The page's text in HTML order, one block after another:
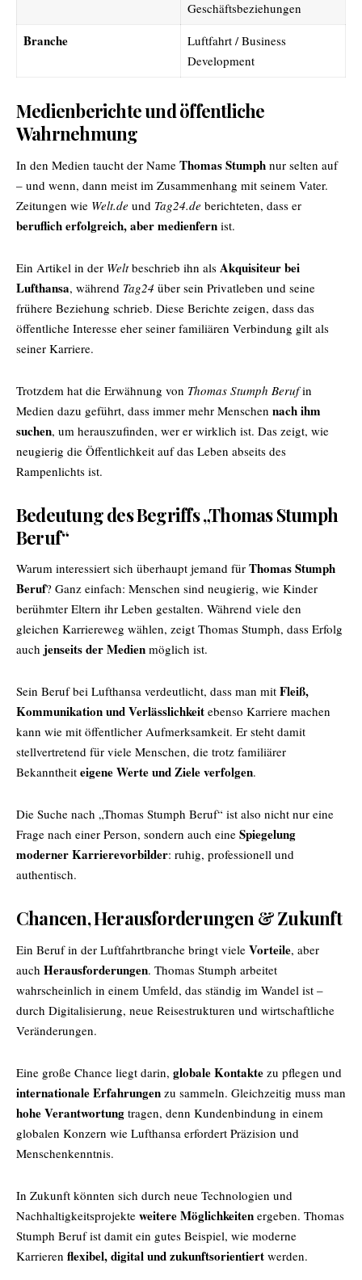
Geschäftsbeziehungen
Branche
Luftfahrt / Business
Development
Medienberichte und öffentliche
Wahrnehmung
In den Medien taucht der Name Thomas Stumph nur selten auf
– und wenn, dann meist im Zusammenhang mit seinem Vater.
Zeitungen wie Welt.de und Tag24.de berichteten, dass er
beruflich erfolgreich, aber medienfern ist.
Ein Artikel in der Weltbeschrieb ihn als Akquisiteur bei
Lufthansa, während Tag24 über sein Privatleben und seine
frühere Beziehung schrieb. Diese Berichte zeigen, dass das
öffentliche Interesse eher seiner familiären Verbindung gilt als
seiner Karriere.
Trotzdem hat die Erwähnung von Thomas Stumph Berufin
Medien dazu geführt, dass immer mehr Menschen nach ihm
suchen, um herauszufinden, wer er wirklich ist. Das zeigt, wie
neugierig die Öffentlichkeit auf das Leben abseits des
Rampenlichts ist.
Bedeutung des Begriffs „Thomas Stumph
Beruf“
Warum interessiert sich überhaupt jemand für Thomas Stumph
Beruf? Ganz einfach: Menschen sind neugierig, wie Kinder
berühmter Eltern ihr Leben gestalten. Während viele den
gleichen Karriereweg wählen, zeigt Thomas Stumph, dass Erfolg
auch jenseits der Medien möglich ist.
Sein Beruf bei Lufthansa verdeutlicht, dass man mit Fleiß,
Kommunikation und Verlässlichkeit ebenso Karriere machen
kann wie mit öffentlicher Aufmerksamkeit. Er steht damit
stellvertretend für viele Menschen, die trotz familiärer
Bekanntheit eigene Werte und Ziele verfolgen.
Die Suche nach „Thomas Stumph Beruf“ ist also nicht nur eine
Frage nach einer Person, sondern auch eine Spiegelung
moderner Karrierevorbilder: ruhig, professionell und
authentisch.
Chancen, Herausforderungen & Zukunft
Ein Beruf in der Luftfahrtbranche bringt viele Vorteile, aber
auch Herausforderungen. Thomas Stumph arbeitet
wahrscheinlich in einem Umfeld, das ständig im Wandel ist –
durch Digitalisierung, neue Reisestrukturen und wirtschaftliche
Veränderungen.
Eine große Chance liegt darin, globale Kontakte zu pflegen und
internationale Erfahrungen zu sammeln. Gleichzeitig muss man
hohe Verantwortung tragen, denn Kundenbindung in einem
globalen Konzern wie Lufthansa erfordert Präzision und
Menschenkenntnis.
In Zukunft könnten sich durch neue Technologien und
Nachhaltigkeitsprojekte weitere Möglichkeiten ergeben. Thomas
Stumph Beruf ist damit ein gutes Beispiel, wie moderne
Karrieren flexibel, digital und zukunftsorientiert werden.